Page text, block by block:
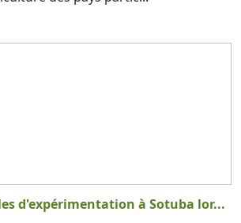
d'expérimentation à Sotuba lor...